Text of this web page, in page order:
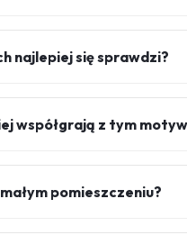
najlepiej się sprawdzi?
współgrają z tym
pomieszczeniu?